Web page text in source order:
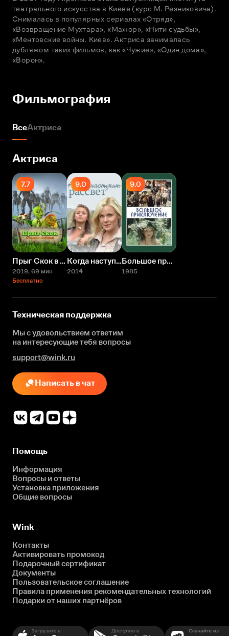
театрального искусства в Киеве (курс М. Резниковича).
Снималась в популярных сериалах «Отряд»,
«Возвращение Мухтара», «Мажор», «Нити судьбы»,
«Ментовские войны. Киев». Актриса занималась
дубляжом таких фильмов, как «Чужие», «Один дома»,
«Ворон».
Фильмография
ВсеАктриса
Актриса
7.7
Прыг Скок в поисках сокровищ
2019, 69 мин
Бесплатно
9.0
Когда наступит рассвет
2014
9.0
Большое приключение
1985
Техническая поддержка
Мы с удовольствием ответим
на интересующиетебя вопросы
support@wink.ru
Написать в чат
Помощь
Информация
Вопросы и ответы
Установка приложения
Общие вопросы
Wink
Контакты
Активировать промокод
Подарочный сертификат
Документы
Пользовательское соглашение
Правила применения рекомендательных технологий
Подарки от наших партнёров